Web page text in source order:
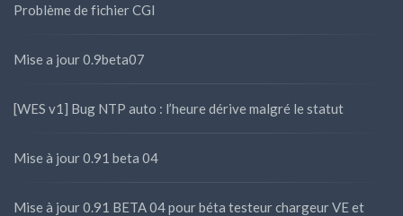
Problème de fichier CGI
Mise a jour 0.9beta07
[WES v1] Bug NTP auto : l’heure dérive malgré le statut
Mise à jour 0.91 beta 04
Mise à jour 0.91 BETA 04 pour béta testeur chargeur VE et